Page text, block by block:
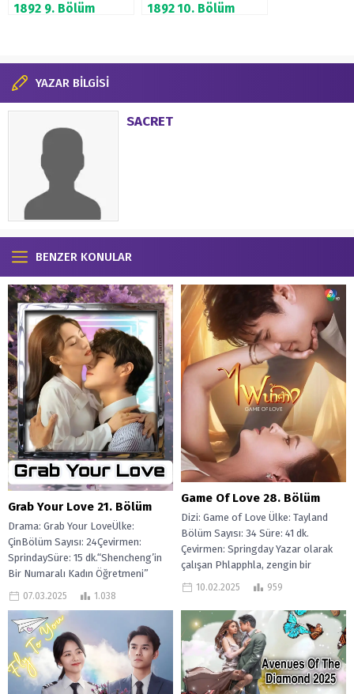
1892 9. Bölüm
1892 10. Bölüm
YAZAR BİLGİSİ
SACRET
BENZER KONULAR
Grab Your Love 21. Bölüm
Drama: Grab Your LoveÜlke:
ÇinBölüm Sayısı: 24Çevirmen:
SprindaySüre: 15 dk.“Shencheng’in
Bir Numaralı Kadın Öğretmeni”
olmayı hedefleyen Min Jiang Xi ile...
07.03.2025 1.038
Game Of Love 28. Bölüm
Dizi: Game of Love Ülke: Tayland
Bölüm Sayısı: 34 Süre: 41 dk.
Çevirmen: Springday Yazar olarak
çalışan Phlapphla, zengin bir
adamla evlenen ve kendisine...
10.02.2025 959